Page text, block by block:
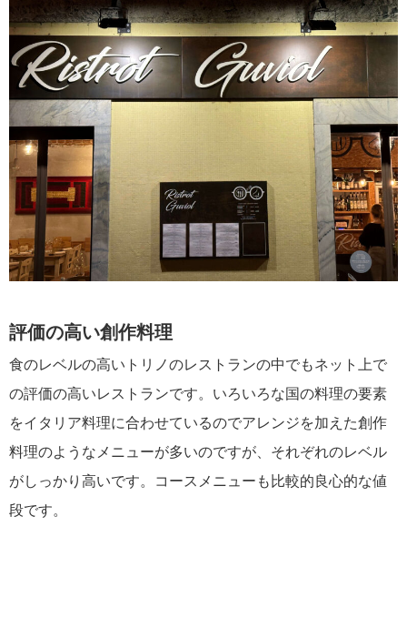
評価の高い創作料理
食のレベルの高いトリノのレストランの中でもネット上で
の評価の高いレストランです。いろいろな国の料理の要素
をイタリア料理に合わせているのでアレンジを加えた創作
料理のようなメニューが多いのですが、それぞれのレベル
がしっかり高いです。コースメニューも比較的良心的な値
段です。